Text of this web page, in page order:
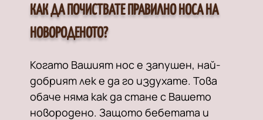
КАК ДА ПОЧИСТВАТЕ ПРАВИЛНО НОСА НА
НОВОРОДЕНОТО?
Когато Вашият нос е запушен, най-
добрият лек е да го издухате. Това
обаче няма как да стане с Вашето
новородено. Защото бебетата и